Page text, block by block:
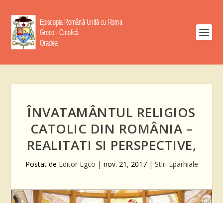
ÎNVATAMÂNTUL RELIGIOS
CATOLIC DIN ROMÂNIA –
REALITATI SI PERSPECTIVE,
Postat de Editor Egco | nov. 21, 2017| Stiri Eparhiale